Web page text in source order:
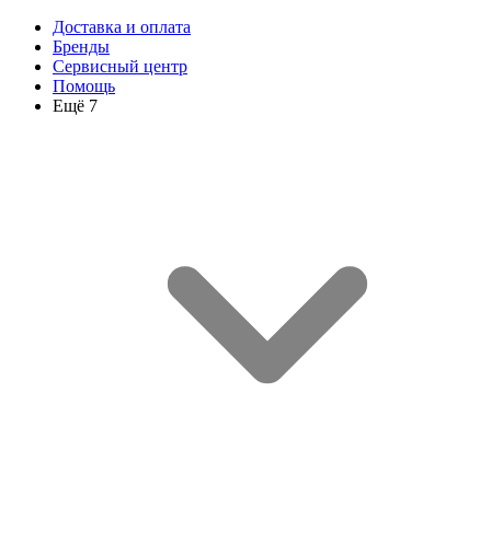
Доставка и оплата
Бренды
Сервисный центр
Помощь
Ещё 7